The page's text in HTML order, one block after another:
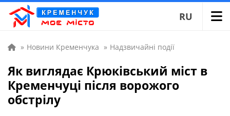
RU
» Новини Кременчука » Надзвичайні події
Як виглядає Крюківський міст в
Кременчуці після ворожого
обстрілу